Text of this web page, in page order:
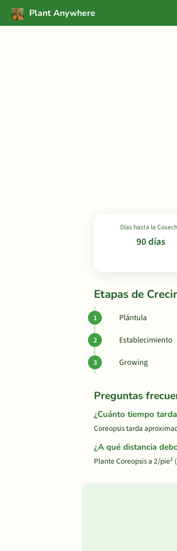
Plant Anywhere
Días hasta la
90 días
Etapas de
Plántula
Establecimiento
Growing
Preguntas
¿Cuánto tiempo
Coreopsis tarda
¿A qué distancia
Plante Coreopsis a 2/